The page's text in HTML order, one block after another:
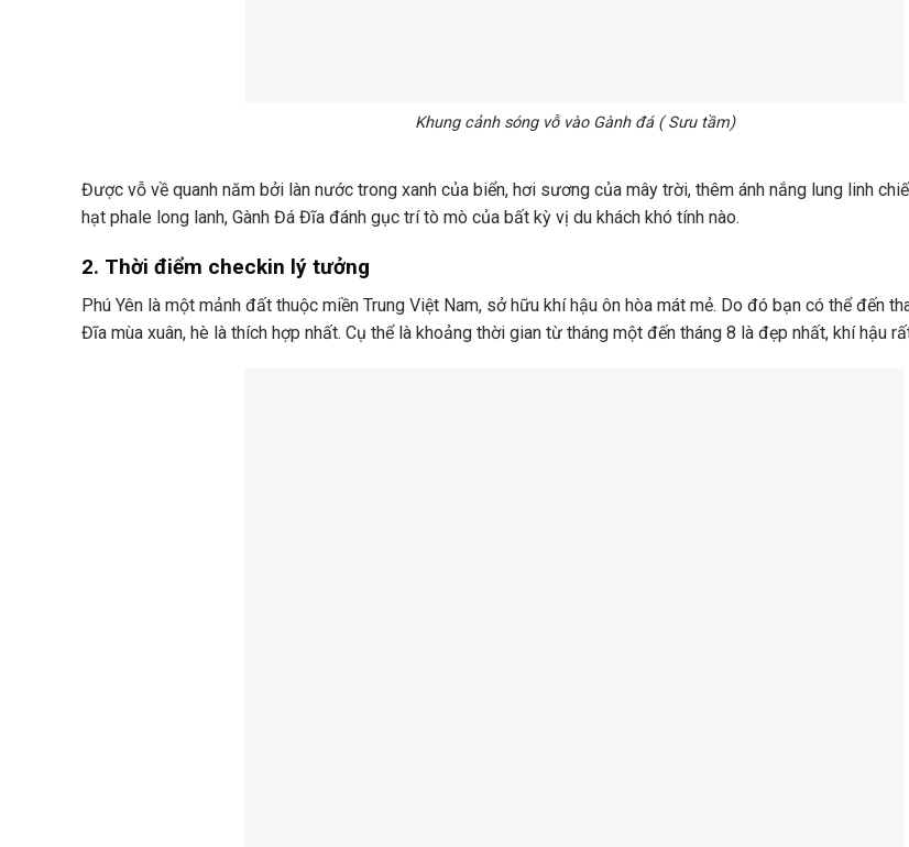
Khung cảnh sóng vỗ vào Gành đá ( Sưu tầm)
Được vỗ về quanh năm bởi làn nước trong xanh của biển, hơi sương của mây trời, thêm ánh nắng lung linh
hạt phale long lanh, Gành Đá Đĩa đánh gục trí tò mò của bất kỳ vị du khách khó tính nào.
2. Thời điểm checkin lý tưởng
Phú Yên là một mảnh đất thuộc miền Trung Việt Nam, sở hữu khí hậu ôn hòa mát mẻ. Do đó bạn có thể đến
Đĩa mùa xuân, hè là thích hợp nhất. Cụ thể là khoảng thời gian từ tháng một đến tháng 8 là đẹp nhất, khí hậu